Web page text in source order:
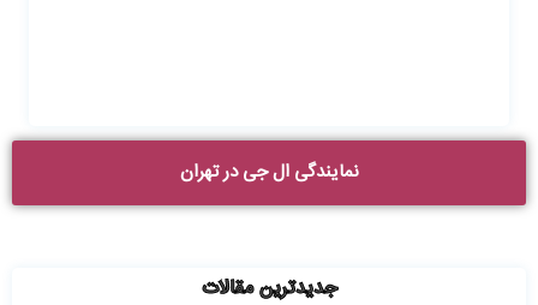
نمایندگی ال جی در تهران
جدیدترین مقالات